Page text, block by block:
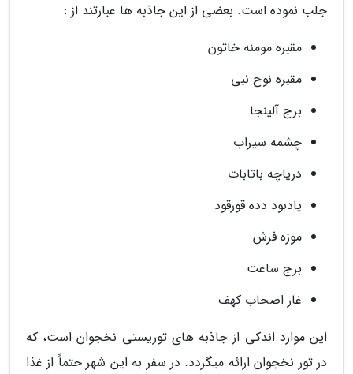
جلب نموده است. بعضی از این جاذبه ها عبارتند از :
مقبره مومنه خاتون
مقبره نوح نبی
برج آلینجا
چشمه سیراب
دریاچه باتابات
یادبود دده قورقود
موزه فرش
برج ساعت
غار اصحاب کهف
این موارد اندکی از جاذبه های توریستی نخجوان است، که
در تور نخجوان ارائه میگردد. در سفر به این شهر حتماً از غذا